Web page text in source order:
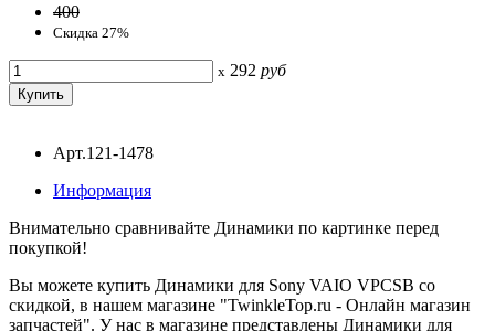
400
Скидка 27%
x 292 руб
Арт.121-1478
Информация
Внимательно сравнивайте Динамики по картинке перед
покупкой!
Вы можете купить Динамики для Sony VAIO VPCSB со
скидкой, в нашем магазине "TwinkleTop.ru - Онлайн магазин
запчастей". У нас в магазине представлены Динамики для